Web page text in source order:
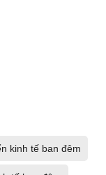
kinh tế ban đêm